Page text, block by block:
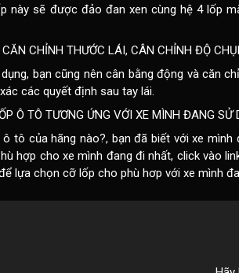
này sẽ được đảo đan xen cùng hệ 4 lốp
CHỈNH THƯỚC LÁI, CÂN CHỈNH ĐỘ
bạn cũng nên cân bằng động và căn
các quyết định sau tay lái.
Ô TÔ TƯƠNG ỨNG VỚI XE MÌNH ĐANG SỬ
ô tô của hãng nào?, bạn đã biết với xe
hợp cho xe mình đang đi nhất, click vào
lựa chọn cỡ lốp cho phù hơp với xe mình